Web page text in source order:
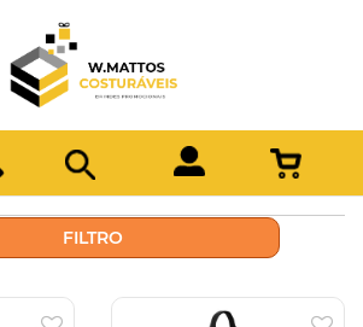
FILTRO